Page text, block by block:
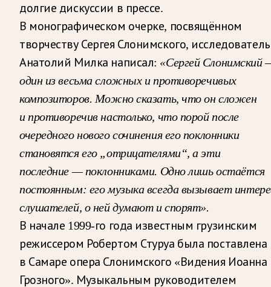
долгие дискуссии в прессе.
В монографическом очерке, посвящённом
творчеству Сергея Слонимского, исследователь
Анатолий Милка написал: «Сергей Слонимский
один из весьма сложных и противоречивых
композиторов. Можно сказать, что он сложен
и противоречив настолько, что порой после
очередного нового сочинения его поклонники
становятся его „отрицателями“, а эти
последние — поклонниками. Одно лишь остаётся
постоянным: его музыка всегда вызывает
слушателей, о ней думают и спорят».
В начале 1999-го года известным грузинским
режиссером Робертом Стуруа была поставлена
в Самаре опера Слонимского «Видения Иоанна
Грозного». Музыкальным руководителем